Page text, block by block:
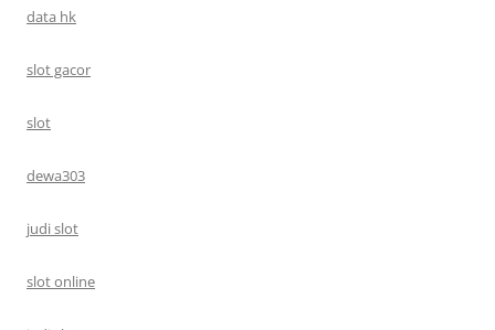
data hk
slot gacor
slot
dewa303
judi slot
slot online